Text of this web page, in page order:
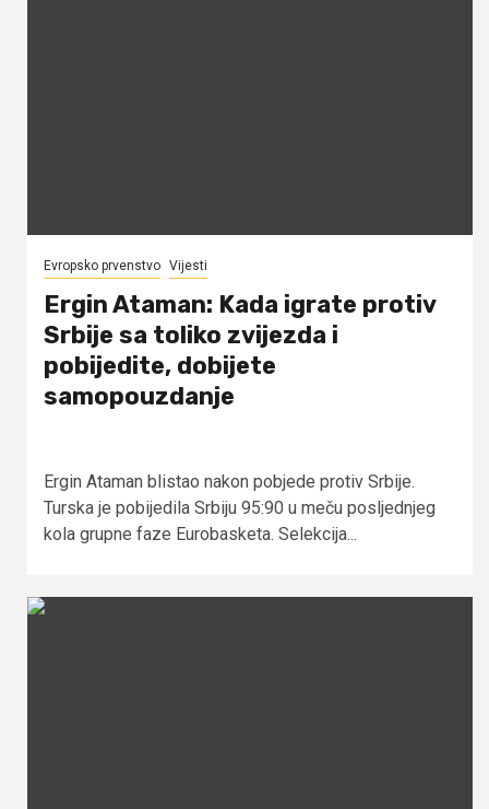
Evropsko prvenstvo Vijesti
Ergin Ataman: Kada igrate protiv
Srbije sa toliko zvijezda i
pobijedite, dobijete
samopouzdanje
Ergin Ataman blistao nakon pobjede protiv Srbije.
Turska je pobijedila Srbiju 95:90 u meču posljednjeg
kola grupne faze Eurobasketa. Selekcija...